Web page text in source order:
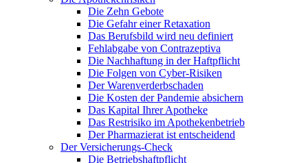
Die Zehn Gebote
Die Gefahr einer Retaxation
Das Berufsbild wird neu definiert
Fehlabgabe von Contrazeptiva
Die Nachhaftung in der Haftpflicht
Die Folgen von Cyber-Risiken
Der Warenverderbschaden
Die Kosten der Pandemie absichern
Das Kapital Ihrer Apotheke
Das Restrisiko im Apothekenbetrieb
Der Pharmazierat ist entscheidend
Der Versicherungs-Check
Die Betriebshaftpflicht